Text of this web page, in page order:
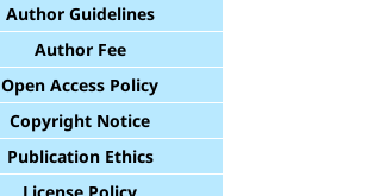
Author Guidelines
Author Fee
Open Access Policy
Copyright Notice
Publication Ethics